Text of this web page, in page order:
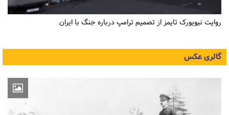
روایت نیویورک تایمز از تصمیم ترامپ درباره جنگ با ایران
گالری عکس